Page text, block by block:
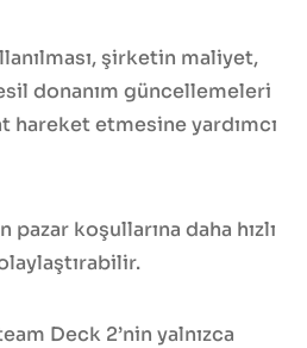
şirketin maliyet,
donanım güncellemeleri
hareket etmesine yardımcı
pazar koşullarına daha hızlı
Deck 2’nin yalnızca